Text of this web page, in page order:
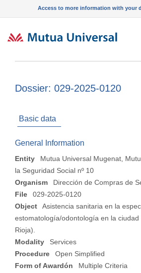
Access to more information with your
Dossier: 029-2025-0120
Basic data
General Information
Entity
Mutua Universal Mugenat,
la Seguridad Social nº 10
Organism
Dirección de Compras de
File
029-2025-0120
Object
Asistencia sanitaria en la
estomatología/odontología en la
Rioja).
Modality
Services
Procedure
Open Simplified
Form of Awardón
Multiple Criteria